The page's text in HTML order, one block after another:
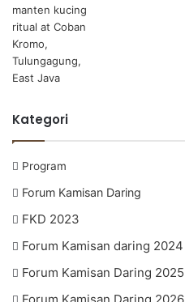
Kategori
Program
Forum Kamisan Daring
FKD 2023
Forum Kamisan daring 2024
Forum Kamisan Daring 2025